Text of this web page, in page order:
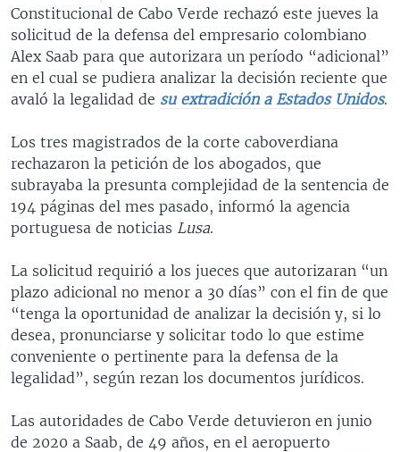
Constitucional de Cabo Verde rechazó este jueves la
solicitud de la defensa del empresario colombiano
Alex Saab para que autorizara un período “adicional”
en el cual se pudiera analizar la decisión reciente que
avaló la legalidad de su extradición a Estados Unidos.
Los tres magistrados de la corte caboverdiana
rechazaron la petición de los abogados, que
subrayaba la presunta complejidad de la sentencia de
194 páginas del mes pasado, informó la agencia
portuguesa de noticias Lusa.
La solicitud requirió a los jueces que autorizaran “un
plazo adicional no menor a 30 días” con el fin de que
“tenga la oportunidad de analizar la decisión y, si lo
desea, pronunciarse y solicitar todo lo que estime
conveniente o pertinente para la defensa de la
legalidad”, según rezan los documentos jurídicos.
Las autoridades de Cabo Verde detuvieron en junio
de 2020 a Saab, de 49 años, en el aeropuerto